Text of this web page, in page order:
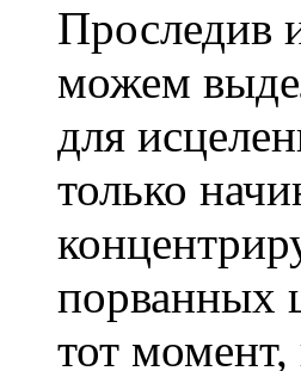
Проследив
можем
для
только
порванных
тот